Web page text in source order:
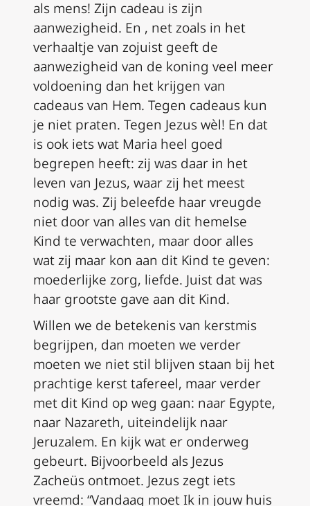
als mens! Zijn cadeau is zijn
aanwezigheid. En , net zoals in het
verhaaltje van zojuist geeft de
aanwezigheid van de koning veel meer
voldoening dan het krijgen van
cadeaus van Hem. Tegen cadeaus kun
je niet praten. Tegen Jezus wèl! En dat
is ook iets wat Maria heel goed
begrepen heeft: zij was daar in het
leven van Jezus, waar zij het meest
nodig was. Zij beleefde haar vreugde
niet door van alles van dit hemelse
Kind te verwachten, maar door alles
wat zij maar kon aan dit Kind te geven:
moederlijke zorg, liefde. Juist dat was
haar grootste gave aan dit Kind.
Willen we de betekenis van kerstmis
begrijpen, dan moeten we verder
moeten we niet stil blijven staan bij het
prachtige kerst tafereel, maar verder
met dit Kind op weg gaan: naar Egypte,
naar Nazareth, uiteindelijk naar
Jeruzalem. En kijk wat er onderweg
gebeurt. Bijvoorbeeld als Jezus
Zacheüs ontmoet. Jezus zegt iets
vreemd: “Vandaag moet Ik in jouw huis